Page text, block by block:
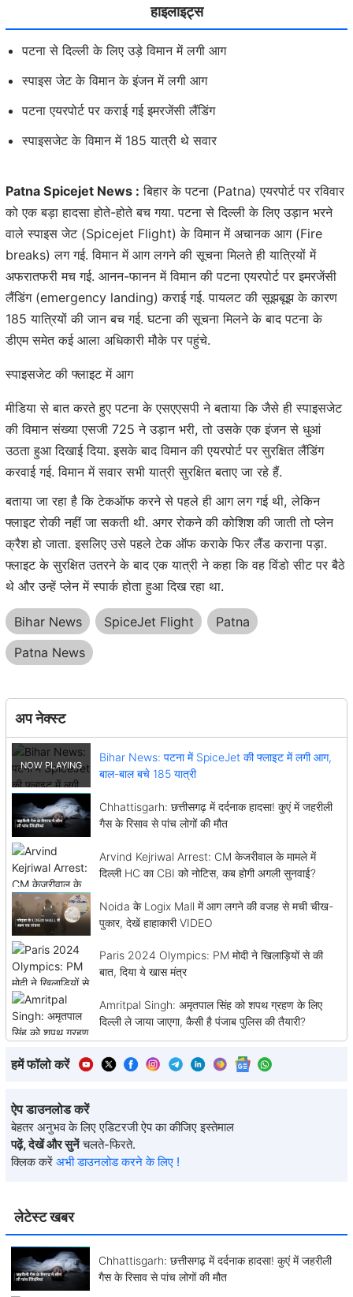
लेटेस्ट खबर
Chhattisgarh: छत्तीसगढ़ में दर्दनाक हादसा! कुएं में जहरीली
गैस के रिसाव से पांच लोगों की मौत
हाइलाइट्स
पटना से दिल्ली के लिए उड़े विमान में लगी आग
स्पाइस जेट के विमान के इंजन में लगी आग
पटना एयरपोर्ट पर कराई गई इमरजेंसी लैंडिंग
स्पाइसजेट के विमान में 185 यात्री थे सवार
Patna Spicejet News : बिहार के पटना (Patna) एयरपोर्ट पर रविवार
को एक बड़ा हादसा होते-होते बच गया. पटना से दिल्ली के लिए उड़ान भरने
वाले स्पाइस जेट (Spicejet Flight) के विमान में अचानक आग (Fire
breaks) लग गई. विमान में आग लगने की सूचना मिलते ही यात्रियों में
अफरातफरी मच गई. आनन-फानन में विमान की पटना एयरपोर्ट पर इमरजेंसी
लैंडिंग (emergency landing) कराई गई. पायलट की सूझबूझ के कारण
185 यात्रियों की जान बच गई. घटना की सूचना मिलने के बाद पटना के
डीएम समेत कई आला अधिकारी मौके पर पहुंचे.
स्पाइसजेट की फ्लाइट में आग
मीडिया से बात करते हुए पटना के एसएएसपी ने बताया कि जैसे ही स्पाइसजेट
की विमान संख्या एसजी 725 ने उड़ान भरी, तो उसके एक इंजन से धुआं
उठता हुआ दिखाई दिया. इसके बाद विमान की एयरपोर्ट पर सुरक्षित लैंडिंग
करवाई गई. विमान में सवार सभी यात्री सुरक्षित बताए जा रहे हैं.
बताया जा रहा है कि टेकऑफ करने से पहले ही आग लग गई थी, लेकिन
फ्लाइट रोकी नहीं जा सकती थी. अगर रोकने की कोशिश की जाती तो प्लेन
क्रैश हो जाता. इसलिए उसे पहले टेक ऑफ कराके फिर लैंड कराना पड़ा.
फ्लाइट के सुरक्षित उतरने के बाद एक यात्री ने कहा कि वह विंडो सीट पर बैठे
थे और उन्हें प्लेन में स्पार्क होता हुआ दिख रहा था.
Bihar News SpiceJet Flight
Patna
Patna News
अप नेक्स्ट
Bihar News: पटना में SpiceJet की फ्लाइट में लगी आग,
बाल-बाल बचे 185 यात्री
Chhattisgarh: छत्तीसगढ़ में दर्दनाक हादसा! कुएं में जहरीली
गैस के रिसाव से पांच लोगों की मौत
Arvind Kejriwal Arrest: CM केजरीवाल के मामले में
दिल्ली HC का CBI को नोटिस, कब होगी अगली सुनवाई?
Noida के Logix Mall में आग लगने की वजह से मची चीख-
पुकार, देखें हाहाकारी VIDEO
Paris 2024 Olympics: PM मोदी ने खिलाड़ियों से की
बात, दिया ये खास मंत्र
Amritpal Singh: अमृतपाल सिंह को शपथ ग्रहण के लिए
दिल्ली ले जाया जाएगा, कैसी है पंजाब पुलिस की तैयारी?
हमें फॉलो करें
ऐप डाउनलोड करें
बेहतर अनुभव के लिए एडिटरजी ऐप का कीजिए इस्तेमाल
पढ़ें, देखें और सुनें चलते-फिरते.
क्लिक करें अभी डाउनलोड करने के लिए !